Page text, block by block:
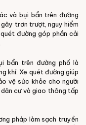
và bụi bẩn trên đường
trơn trượt, nguy hiểm
đường góp phần cải
bẩn trên đường phố là
khí. Xe quét đường giúp
vệ sức khỏe cho người
cư và giao thông tấp
pháp làm sạch truyền